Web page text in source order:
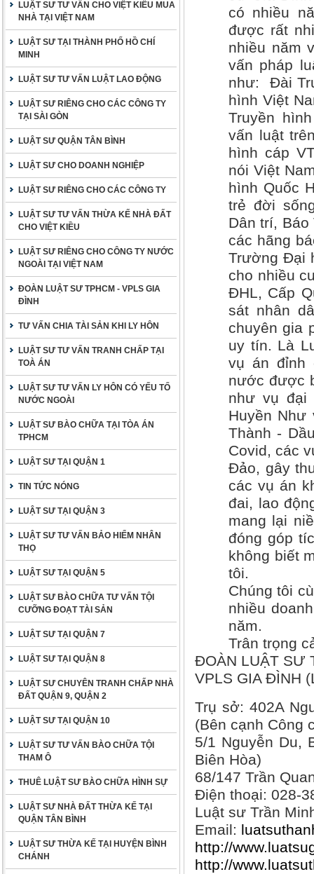
LUẬT SƯ TƯ VẤN CHO VIỆT KIỀU MUA
NHÀ TẠI VIỆT NAM
LUẬT SƯ TẠI THÀNH PHỐ HỒ CHÍ
MINH
LUẬT SƯ TƯ VẤN LUẬT LAO ĐỘNG
LUẬT SƯ RIÊNG CHO CÁC CÔNG TY
TẠI SÀI GÒN
LUẬT SƯ QUẬN TÂN BÌNH
LUẬT SƯ CHO DOANH NGHIỆP
LUẬT SƯ RIÊNG CHO CÁC CÔNG TY
LUẬT SƯ TƯ VẤN THỪA KẾ NHÀ ĐẤT
CHO VIỆT KIỀU
LUẬT SƯ RIÊNG CHO CÔNG TY NƯỚC
NGOÀI TẠI VIỆT NAM
ĐOÀN LUẬT SƯ TPHCM - VPLS GIA
ĐÌNH
TƯ VẤN CHIA TÀI SẢN KHI LY HÔN
LUẬT SƯ TƯ VẤN TRANH CHẤP TẠI
TOÀ ÁN
LUẬT SƯ TƯ VẤN LY HÔN CÓ YẾU TỐ
NƯỚC NGOÀI
LUẬT SƯ BÀO CHỮA TẠI TÒA ÁN
TPHCM
LUẬT SƯ TẠI QUẬN 1
TIN TỨC NÓNG
LUẬT SƯ TẠI QUẬN 3
LUẬT SƯ TƯ VẤN BẢO HIỂM NHÂN
THỌ
LUẬT SƯ TẠI QUẬN 5
LUẬT SƯ BÀO CHỮA TƯ VẤN TỘI
CƯỠNG ĐOẠT TÀI SẢN
LUẬT SƯ TẠI QUẬN 7
LUẬT SƯ TẠI QUẬN 8
LUẬT SƯ CHUYÊN TRANH CHẤP NHÀ
ĐẤT QUẬN 9, QUẬN 2
LUẬT SƯ TẠI QUẬN 10
LUẬT SƯ TƯ VẤN BÀO CHỮA TỘI
THAM Ô
THUÊ LUẬT SƯ BÀO CHỮA HÌNH SỰ
LUẬT SƯ NHÀ ĐẤT THỪA KẾ TẠI
QUẬN TÂN BÌNH
LUẬT SƯ THỪA KẾ TẠI HUYỆN BÌNH
CHÁNH
có nhiều
được rất
nhiều năm
vấn pháp
như: Đài
hình Việt
Truyền
vấn luật
hình cáp
nói Việt
hình Quốc
trẻ đời
Dân trí,
các hãng
Trường Đại
cho nhiều
ĐHL, Cấp
sát nhân
chuyên gia
uy tín. Là
vụ án đỉnh
nước được
như vụ đại
Huyền Như
Thành -
Covid, các
Đảo, gây
các vụ án
đai, lao
mang lại
đóng góp
không biết
tôi.
Chúng tôi
nhiều
năm.
Trân trọng
ĐOÀN LUẬT SƯ
VPLS GIA ĐÌNH
Trụ sở: 402A
(Bên cạnh Công
5/1 Nguyễn Du,
Biên Hòa)
68/147 Trần
Điện thoại: 028-
Luật sư Trần
Email:
http://
http://